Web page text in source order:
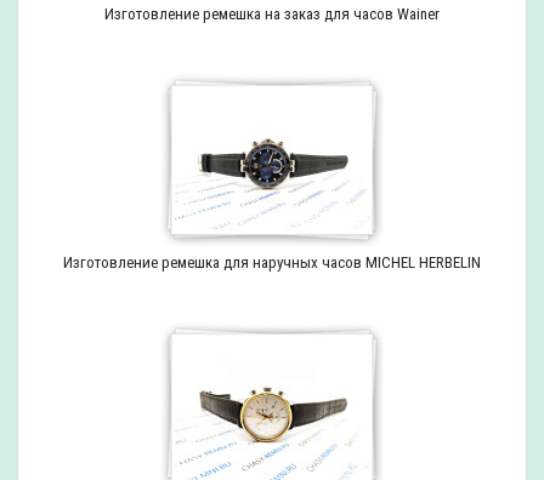
Изготовление ремешка на заказ для часов Wainer
Изготовление ремешка для наручных часов MICHEL HERBELIN